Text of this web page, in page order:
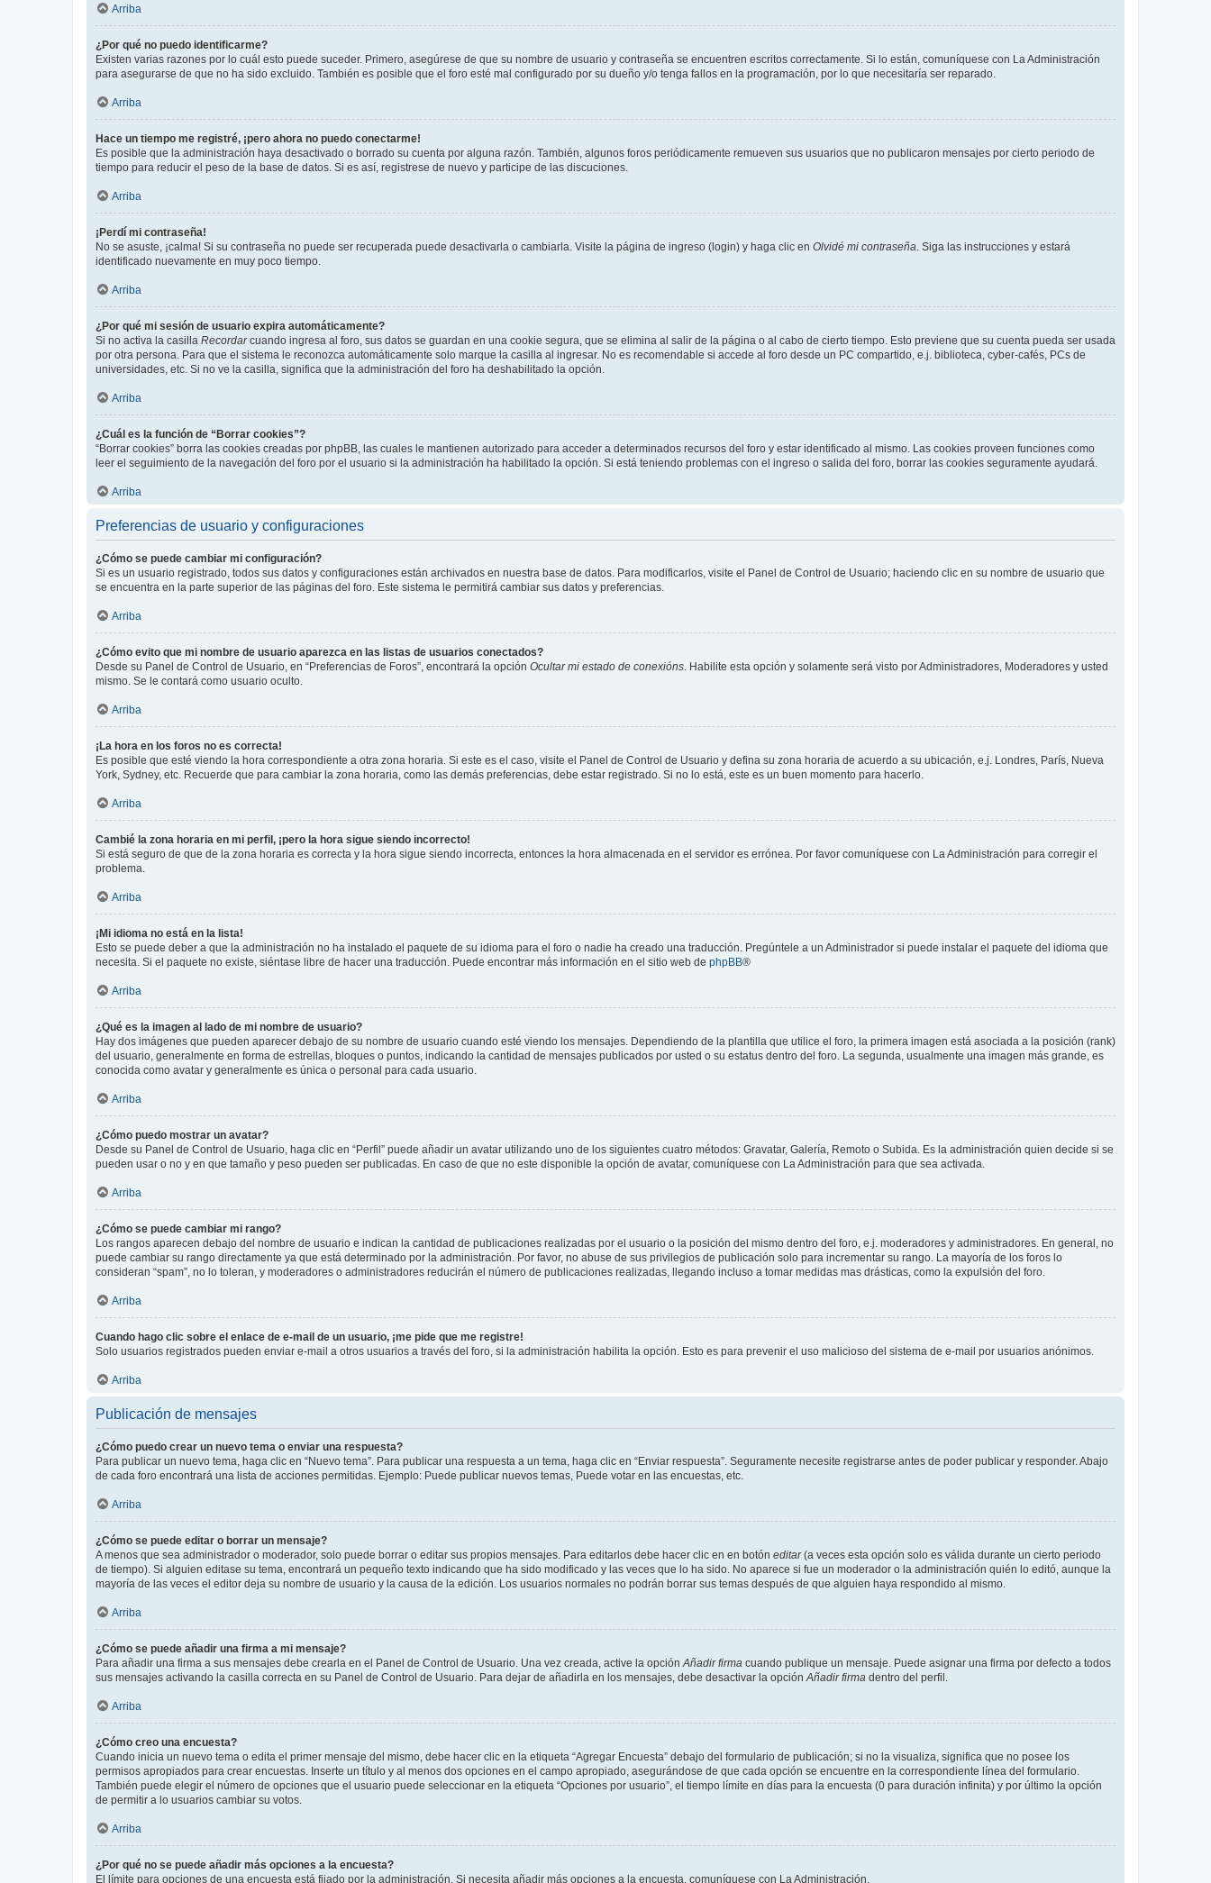
Arriba
¿Por qué no puedo identificarme?
Existen varias razones por lo cuál esto puede suceder. Primero, asegúrese de que su nombre de usuario y contraseña se encuentren escritos correctamente. Si lo están, comuníquese con La Administración
para asegurarse de que no ha sido excluido. También es posible que el foro esté mal configurado por su dueño y/o tenga fallos en la programación, por lo que necesitaría ser reparado.
Arriba
Hace un tiempo me registré, ¡pero ahora no puedo conectarme!
Es posible que la administración haya desactivado o borrado su cuenta por alguna razón. También, algunos foros periódicamente remueven sus usuarios que no publicaron mensajes por cierto periodo de
tiempo para reducir el peso de la base de datos. Si es así, registrese de nuevo y participe de las discuciones.
Arriba
¡Perdí mi contraseña!
No se asuste, ¡calma! Si su contraseña no puede ser recuperada puede desactivarla o cambiarla. Visite la página de ingreso (login) y haga clic en Olvidé mi contraseña . Siga las instrucciones y estará
identificado nuevamente en muy poco tiempo.
Arriba
¿Por qué mi sesión de usuario expira automáticamente?
Si no activa la casilla Recordarcuando ingresa al foro, sus datos se guardan en una cookie segura, que se elimina al salir de la página o al cabo de cierto tiempo. Esto previene que su cuenta pueda ser usada
por otra persona. Para que el sistema le reconozca automáticamente solo marque la casilla al ingresar. No es recomendable si accede al foro desde un PC compartido, e.j. biblioteca, cyber-cafés, PCs de
universidades, etc. Si no ve la casilla, significa que la administración del foro ha deshabilitado la opción.
Arriba
¿Cuál es la función de “Borrar cookies”?
“Borrar cookies” borra las cookies creadas por phpBB, las cuales le mantienen autorizado para acceder a determinados recursos del foro y estar identificado al mismo. Las cookies proveen funciones como
leer el seguimiento de la navegación del foro por el usuario si la administración ha habilitado la opción. Si está teniendo problemas con el ingreso o salida del foro, borrar las cookies seguramente ayudará.
Arriba
Preferencias de usuario y configuraciones
¿Cómo se puede cambiar mi configuración?
Si es un usuario registrado, todos sus datos y configuraciones están archivados en nuestra base de datos. Para modificarlos, visite el Panel de Control de Usuario; haciendo clic en su nombre de usuario que
se encuentra en la parte superior de las páginas del foro. Este sistema le permitirá cambiar sus datos y preferencias.
Arriba
¿Cómo evito que mi nombre de usuario aparezca en las listas de usuarios conectados?
Desde su Panel de Control de Usuario, en “Preferencias de Foros”, encontrará la opción Ocultar mi estado de conexións . Habilite esta opción y solamente será visto por Administradores, Moderadores y usted
mismo. Se le contará como usuario oculto.
Arriba
¡La hora en los foros no es correcta!
Es posible que esté viendo la hora correspondiente a otra zona horaria. Si este es el caso, visite el Panel de Control de Usuario y defina su zona horaria de acuerdo a su ubicación, e.j. Londres, París, Nueva
York, Sydney, etc. Recuerde que para cambiar la zona horaria, como las demás preferencias, debe estar registrado. Si no lo está, este es un buen momento para hacerlo.
Arriba
Cambié la zona horaria en mi perfil, ¡pero la hora sigue siendo incorrecto!
Si está seguro de que de la zona horaria es correcta y la hora sigue siendo incorrecta, entonces la hora almacenada en el servidor es errónea. Por favor comuníquese con La Administración para corregir el
problema.
Arriba
¡Mi idioma no está en la lista!
Esto se puede deber a que la administración no ha instalado el paquete de su idioma para el foro o nadie ha creado una traducción. Pregúntele a un Administrador si puede instalar el paquete del idioma que
necesita. Si el paquete no existe, siéntase libre de hacer una traducción. Puede encontrar más información en el sitio web de phpBB®
Arriba
¿Qué es la imagen al lado de mi nombre de usuario?
Hay dos imágenes que pueden aparecer debajo de su nombre de usuario cuando esté viendo los mensajes. Dependiendo de la plantilla que utilice el foro, la primera imagen está asociada a la posición (rank)
del usuario, generalmente en forma de estrellas, bloques o puntos, indicando la cantidad de mensajes publicados por usted o su estatus dentro del foro. La segunda, usualmente una imagen más grande, es
conocida como avatar y generalmente es única o personal para cada usuario.
Arriba
¿Cómo puedo mostrar un avatar?
Desde su Panel de Control de Usuario, haga clic en “Perfil” puede añadir un avatar utilizando uno de los siguientes cuatro métodos: Gravatar, Galería, Remoto o Subida. Es la administración quien decide si se
pueden usar o no y en que tamaño y peso pueden ser publicadas. En caso de que no este disponible la opción de avatar, comuníquese con La Administración para que sea activada.
Arriba
¿Cómo se puede cambiar mi rango?
Los rangos aparecen debajo del nombre de usuario e indican la cantidad de publicaciones realizadas por el usuario o la posición del mismo dentro del foro, e.j. moderadores y administradores. En general, no
puede cambiar su rango directamente ya que está determinado por la administración. Por favor, no abuse de sus privilegios de publicación solo para incrementar su rango. La mayoría de los foros lo
consideran “spam”, no lo toleran, y moderadores o administradores reducirán el número de publicaciones realizadas, llegando incluso a tomar medidas mas drásticas, como la expulsión del foro.
Arriba
Cuando hago clic sobre el enlace de e-mail de un usuario, ¡me pide que me registre!
Solo usuarios registrados pueden enviar e-mail a otros usuarios a través del foro, si la administración habilita la opción. Esto es para prevenir el uso malicioso del sistema de e-mail por usuarios anónimos.
Arriba
Publicación de mensajes
¿Cómo puedo crear un nuevo tema o enviar una respuesta?
Para publicar un nuevo tema, haga clic en “Nuevo tema”. Para publicar una respuesta a un tema, haga clic en “Enviar respuesta”. Seguramente necesite registrarse antes de poder publicar y responder. Abajo
de cada foro encontrará una lista de acciones permitidas. Ejemplo: Puede publicar nuevos temas, Puede votar en las encuestas, etc.
Arriba
¿Cómo se puede editar o borrar un mensaje?
A menos que sea administrador o moderador, solo puede borrar o editar sus propios mensajes. Para editarlos debe hacer clic en en botón editar(a veces esta opción solo es válida durante un cierto periodo
de tiempo). Si alguien editase su tema, encontrará un pequeño texto indicando que ha sido modificado y las veces que lo ha sido. No aparece si fue un moderador o la administración quién lo editó, aunque la
mayoría de las veces el editor deja su nombre de usuario y la causa de la edición. Los usuarios normales no podrán borrar sus temas después de que alguien haya respondido al mismo.
Arriba
¿Cómo se puede añadir una firma a mi mensaje?
Para añadir una firma a sus mensajes debe crearla en el Panel de Control de Usuario. Una vez creada, active la opción Añadir firma cuando publique un mensaje. Puede asignar una firma por defecto a todos
sus mensajes activando la casilla correcta en su Panel de Control de Usuario. Para dejar de añadirla en los mensajes, debe desactivar la opción Añadir firma dentro del perfil.
Arriba
¿Cómo creo una encuesta?
Cuando inicia un nuevo tema o edita el primer mensaje del mismo, debe hacer clic en la etiqueta “Agregar Encuesta” debajo del formulario de publicación; si no la visualiza, significa que no posee los
permisos apropiados para crear encuestas. Inserte un título y al menos dos opciones en el campo apropiado, asegurándose de que cada opción se encuentre en la correspondiente línea del formulario.
También puede elegir el número de opciones que el usuario puede seleccionar en la etiqueta “Opciones por usuario”, el tiempo límite en días para la encuesta (0 para duración infinita) y por último la opción
de permitir a lo usuarios cambiar su votos.
Arriba
¿Por qué no se puede añadir más opciones a la encuesta?
El límite para opciones de una encuesta está fijado por la administración. Si necesita añadir más opciones a la encuesta, comuníquese con La Administración.